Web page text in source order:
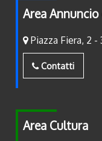
Area
Piazza Fiera, 2 -
Contatti
Area Cultura